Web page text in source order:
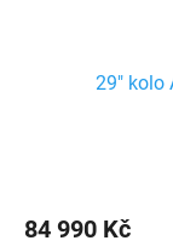
29" kolo
84 990 Kč